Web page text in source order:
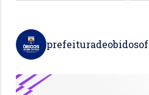
prefeituradeobidosof